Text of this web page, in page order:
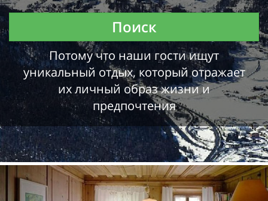
Поиск
Потому что наши гости ищут
уникальный отдых, который отражает
их личный образ жизни и
предпочтения